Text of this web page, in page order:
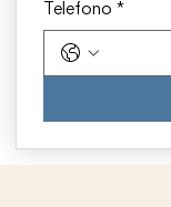
Telefono *